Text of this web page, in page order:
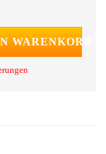
WARENKORB